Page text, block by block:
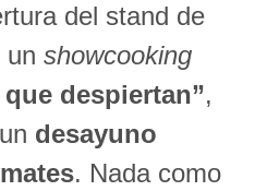
del stand de
unshowcooking
despiertan”,
desayuno
. Nada como